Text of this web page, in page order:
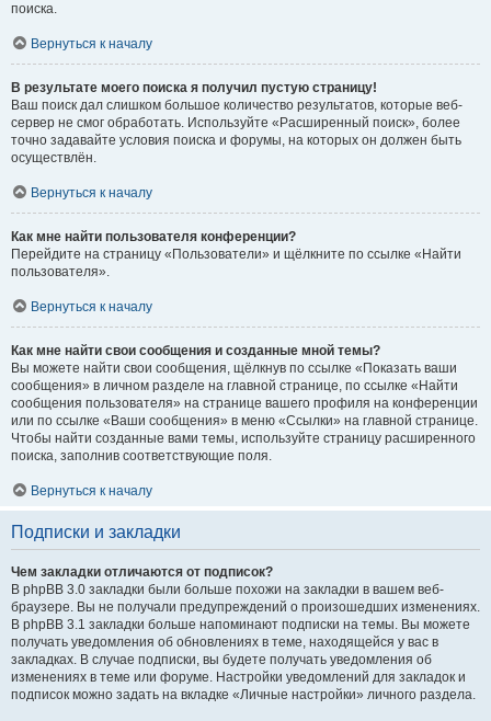
поиска.
Вернуться к началу
В результате моего поиска я получил пустую страницу!
Ваш поиск дал слишком большое количество результатов, которые веб-
сервер не смог обработать. Используйте «Расширенный поиск», более
точно задавайте условия поиска и форумы, на которых он должен быть
осуществлён.
Вернуться к началу
Как мне найти пользователя конференции?
Перейдите на страницу «Пользователи» и щёлкните по ссылке «Найти
пользователя».
Вернуться к началу
Как мне найти свои сообщения и созданные мной темы?
Вы можете найти свои сообщения, щёлкнув по ссылке «Показать ваши
сообщения» в личном разделе на главной странице, по ссылке «Найти
сообщения пользователя» на странице вашего профиля на конференции
или по ссылке «Ваши сообщения» в меню «Ссылки» на главной странице.
Чтобы найти созданные вами темы, используйте страницу расширенного
поиска, заполнив соответствующие поля.
Вернуться к началу
Подписки и закладки
Чем закладки отличаются от подписок?
В phpBB 3.0 закладки были больше похожи на закладки в вашем веб-
браузере. Вы не получали предупреждений о произошедших изменениях.
В phpBB 3.1 закладки больше напоминают подписки на темы. Вы можете
получать уведомления об обновлениях в теме, находящейся у вас в
закладках. В случае подписки, вы будете получать уведомления об
изменениях в теме или форуме. Настройки уведомлений для закладок и
подписок можно задать на вкладке «Личные настройки» личного раздела.